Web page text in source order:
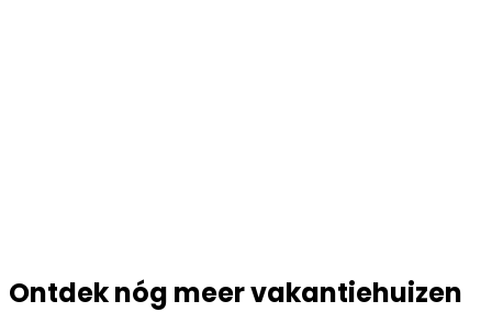
Ontdek nóg meer vakantiehuizen